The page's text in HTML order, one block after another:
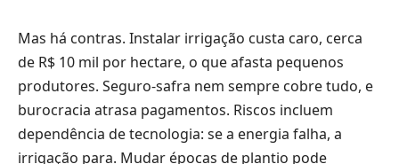
Mas há contras. Instalar irrigação custa caro, cerca
de R$ 10 mil por hectare, o que afasta pequenos
produtores. Seguro-safra nem sempre cobre tudo, e
burocracia atrasa pagamentos. Riscos incluem
dependência de tecnologia: se a energia falha, a
irrigação para. Mudar épocas de plantio pode